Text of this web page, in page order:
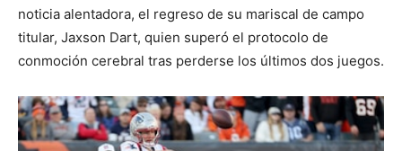
noticia alentadora, el regreso de su mariscal de campo
titular, Jaxson Dart, quien superó el protocolo de
conmoción cerebral tras perderse los últimos dos juegos.